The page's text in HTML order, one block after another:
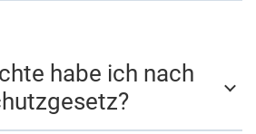
habe ich nach